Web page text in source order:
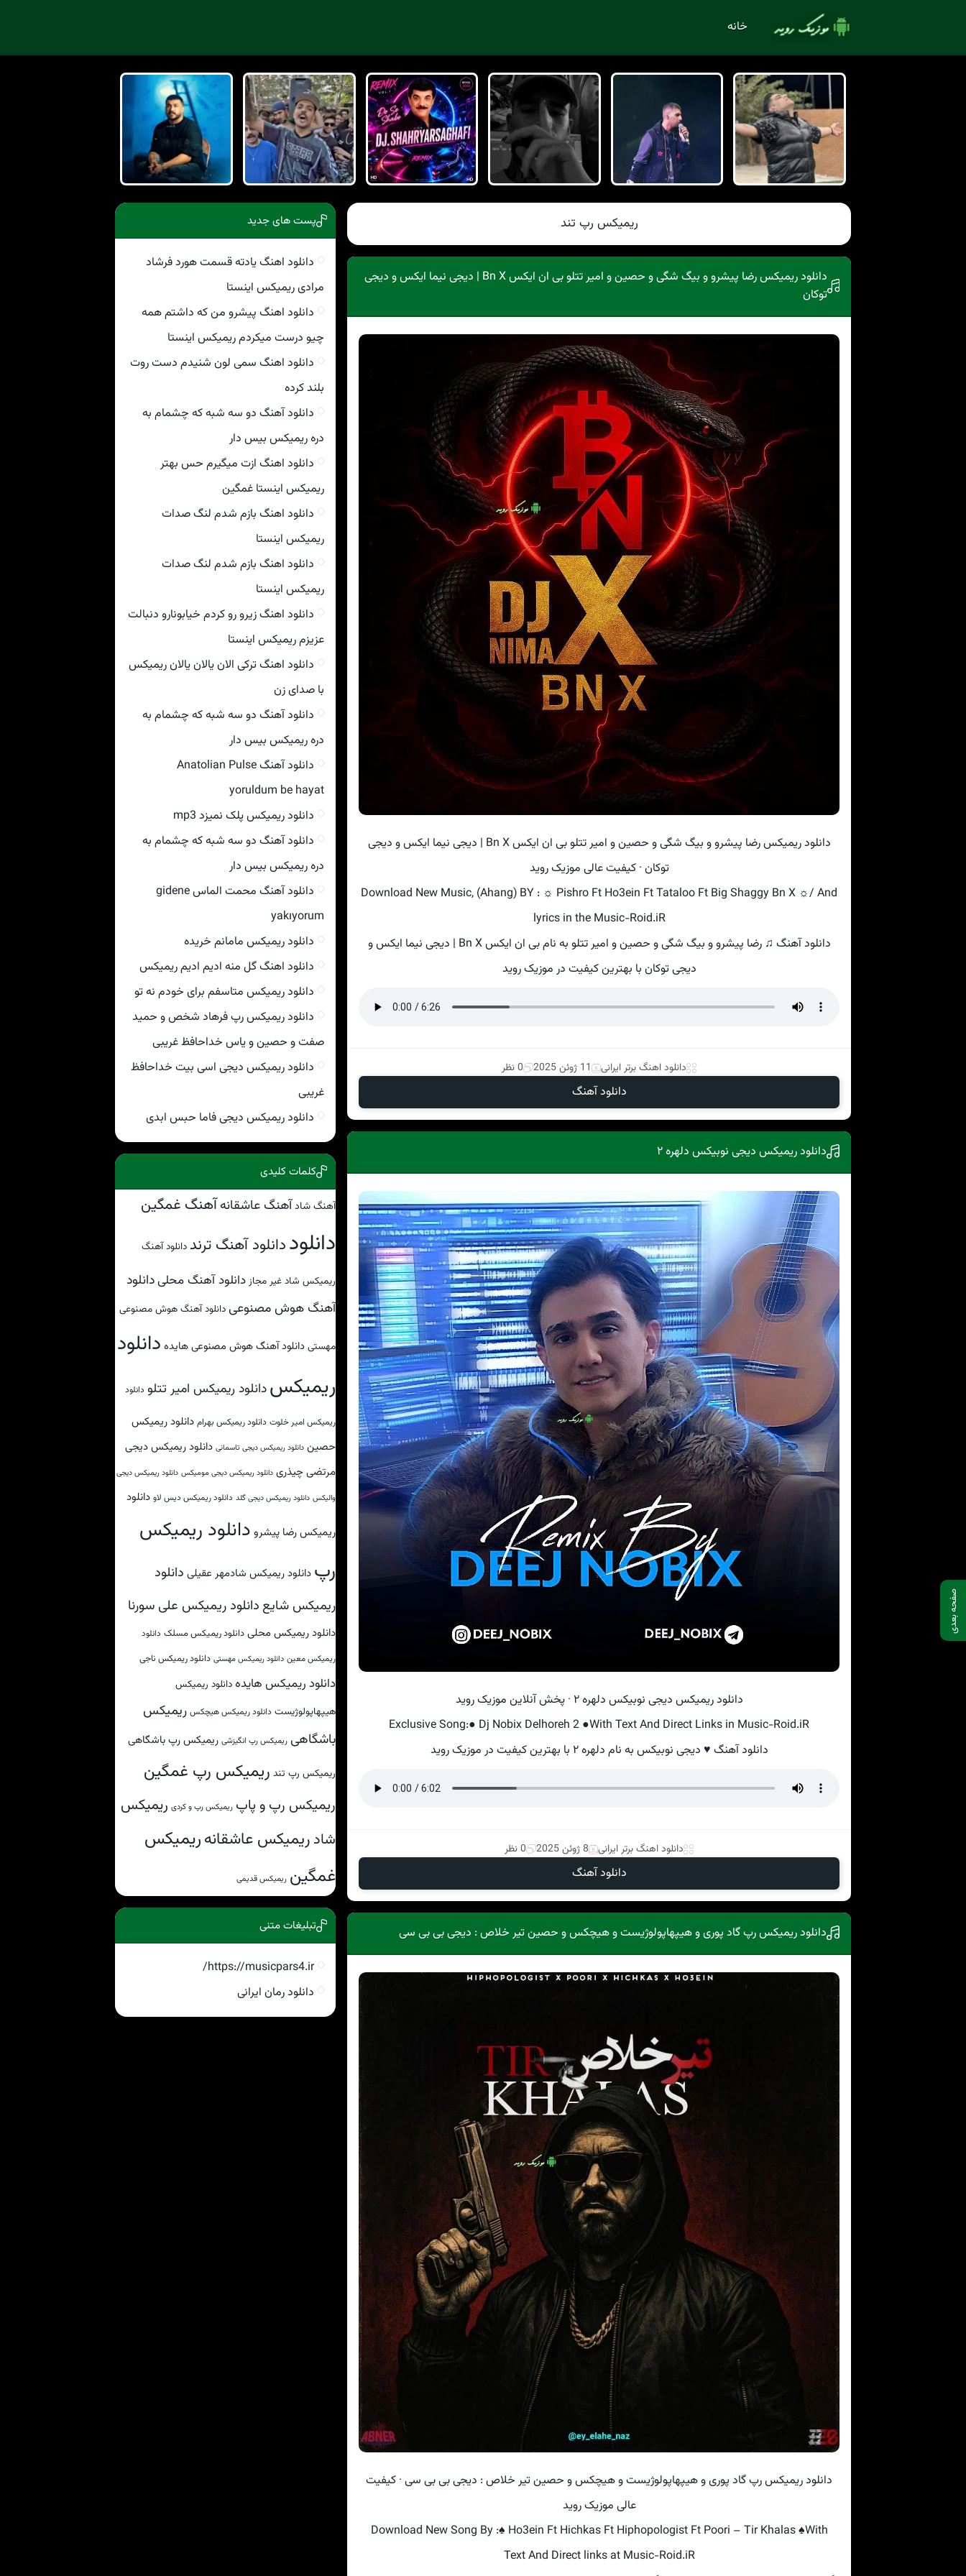
خانه
ریمیکس رپ تند
دانلود ریمیکس رضا پیشرو و بیگ شگی و حصین و امیر تتلو بی ان ایکس Bn X | دیجی نیما ایکس و دیجی
توکان
دانلود ریمیکس رضا پیشرو و بیگ شگی و حصین و امیر تتلو بی ان ایکس Bn X | دیجی نیما ایکس و دیجی
توکان · کیفیت عالی موزیک روید
Download New Music, (Ahang) BY : ☼ Pishro Ft Ho3ein Ft Tataloo Ft Big Shaggy Bn X ☼/ And
lyrics in the Music-Roid.iR
دانلود آهنگ ♫ رضا پیشرو و بیگ شگی و حصین و امیر تتلو به نام بی ان ایکس Bn X | دیجی نیما ایکس و
دیجی توکان با بهترین کیفیت در موزیک روید
دانلود اهنگ برتر ایرانی 11 ژوئن 2025 0 نظر
دانلود آهنگ
دانلود ریمیکس دیجی نوبیکس دلهره ۲
دانلود ریمیکس دیجی نوبیکس دلهره ۲ · پخش آنلاین موزیک روید
Exclusive Song:● Dj Nobix Delhoreh 2 ●With Text And Direct Links in Music-Roid.iR
دانلود آهنگ ♥ دیجی نوبیکس به نام دلهره ۲ با بهترین کیفیت در موزیک روید
دانلود اهنگ برتر ایرانی 8 ژوئن 2025 0 نظر
دانلود آهنگ
دانلود ریمیکس رپ گاد پوری و هیپهاپولوژیست و هیچکس و حصین تیر خلاص : دیجی بی بی سی
دانلود ریمیکس رپ گاد پوری و هیپهاپولوژیست و هیچکس و حصین تیر خلاص : دیجی بی بی سی · کیفیت
عالی موزیک روید
Download New Song By :♠ Ho3ein Ft Hichkas Ft Hiphopologist Ft Poori – Tir Khalas ♠With
Text And Direct links at Music-Roid.iR
صفحه بعدی
پست های جدید
دانلود اهنگ یادته قسمت هورد فرشاد
مرادی ریمیکس اینستا
دانلود اهنگ پیشرو من که داشتم همه
چیو درست میکردم ریمیکس اینستا
دانلود اهنگ سمی لون شنیدم دست روت
بلند کرده
دانلود آهنگ دو سه شبه که چشمام به
دره ریمیکس بیس دار
دانلود اهنگ ازت میگیرم حس بهتر
ریمیکس اینستا غمگین
دانلود اهنگ بازم شدم لنگ صدات
ریمیکس اینستا
دانلود اهنگ بازم شدم لنگ صدات
ریمیکس اینستا
دانلود اهنگ زیرو رو کردم خیابونارو دنبالت
عزیزم ریمیکس اینستا
دانلود اهنگ ترکی الان یالان یالان ریمیکس
با صدای زن
دانلود آهنگ دو سه شبه که چشمام به
دره ریمیکس بیس دار
دانلود آهنگ Anatolian Pulse
yoruldum be hayat
دانلود ریمیکس پلک نمیزد mp3
دانلود آهنگ دو سه شبه که چشمام به
دره ریمیکس بیس دار
دانلود آهنگ محمت الماس gidene
yakıyorum
دانلود ریمیکس مامانم خریده
دانلود اهنگ گل منه ادیم ادیم ریمیکس
دانلود ریمیکس متاسفم برای خودم نه تو
دانلود ریمیکس رپ فرهاد شخص و حمید
صفت و حصین و یاس خداحافظ غریبی
دانلود ریمیکس دیجی اسی بیت خداحافظ
غریبی
دانلود ریمیکس دیجی فاما حبس ابدی
کلمات کلیدی
آهنگ شادآهنگ عاشقانهآهنگ غمگین
دانلوددانلود آهنگ ترند دانلود آهنگ
ریمیکس شاد غیر مجاز دانلود آهنگ محلیدانلود
آهنگ هوش مصنوعی دانلود آهنگ هوش مصنوعی
مهستی دانلود آهنگ هوش مصنوعی هایده دانلود
ریمیکسدانلود ریمیکس امیر تتلو دانلود
ریمیکس امیر خلوت دانلود ریمیکس بهرام دانلود ریمیکس
حصین دانلود ریمیکس دیجی تاسمانی دانلود ریمیکس دیجی
مرتضی چیذری دانلود ریمیکس دیجی مومیکس دانلود ریمیکس دیجی
والیکس دانلود ریمیکس دیجی گلد دانلود ریمیکس دیس لاو دانلود
ریمیکس رضا پیشرو دانلود ریمیکس
رپ دانلود ریمیکس شادمهر عقیلی دانلود
ریمیکس شایع دانلود ریمیکس علی سورنا
دانلود ریمیکس محلی دانلود ریمیکس مسلک دانلود
ریمیکس معین دانلود ریمیکس مهستی دانلود ریمیکس ناجی
دانلود ریمیکس هایده دانلود ریمیکس
هیپهاپولوژیست دانلود ریمیکس هیچکس ریمیکس
باشگاهی ریمیکس رپ انگیزشی ریمیکس رپ باشگاهی
ریمیکس رپ تند ریمیکس رپ غمگین
ریمیکس رپ و پاپ ریمیکس رپ و کردی ریمیکس
شادریمیکس عاشقانهریمیکس
غمگین ریمیکس قدیمی
تبلیغات متنی
https://musicpars4.ir/
دانلود رمان ایرانی